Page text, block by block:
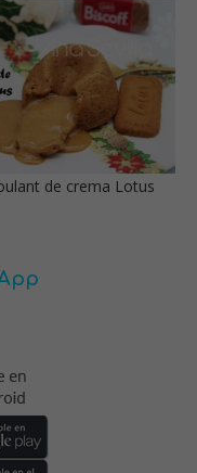
de crema Lotus